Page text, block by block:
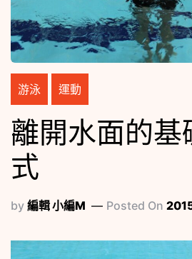
游泳 運動
離開水面的基
式
by 編輯 小編M Posted On